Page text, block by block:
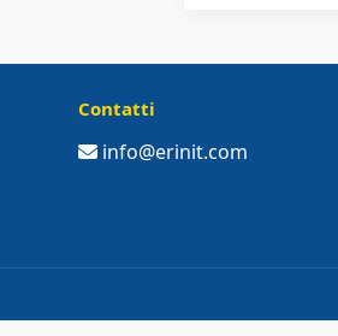
Contatti
info@erinit.com